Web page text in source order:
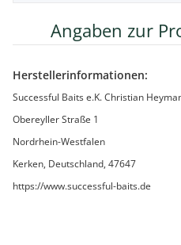
Angaben zur
Herstellerinformationen:
Successful Baits e.K. Christian
Obereyller Straße 1
Nordrhein-Westfalen
Kerken, Deutschland, 47647
https://www.successful-baits.de